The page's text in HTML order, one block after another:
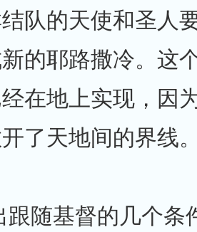
队的天使和圣人
的耶路撒冷。这
在地上实现，因
了天地间的界线
跟随基督的几个条